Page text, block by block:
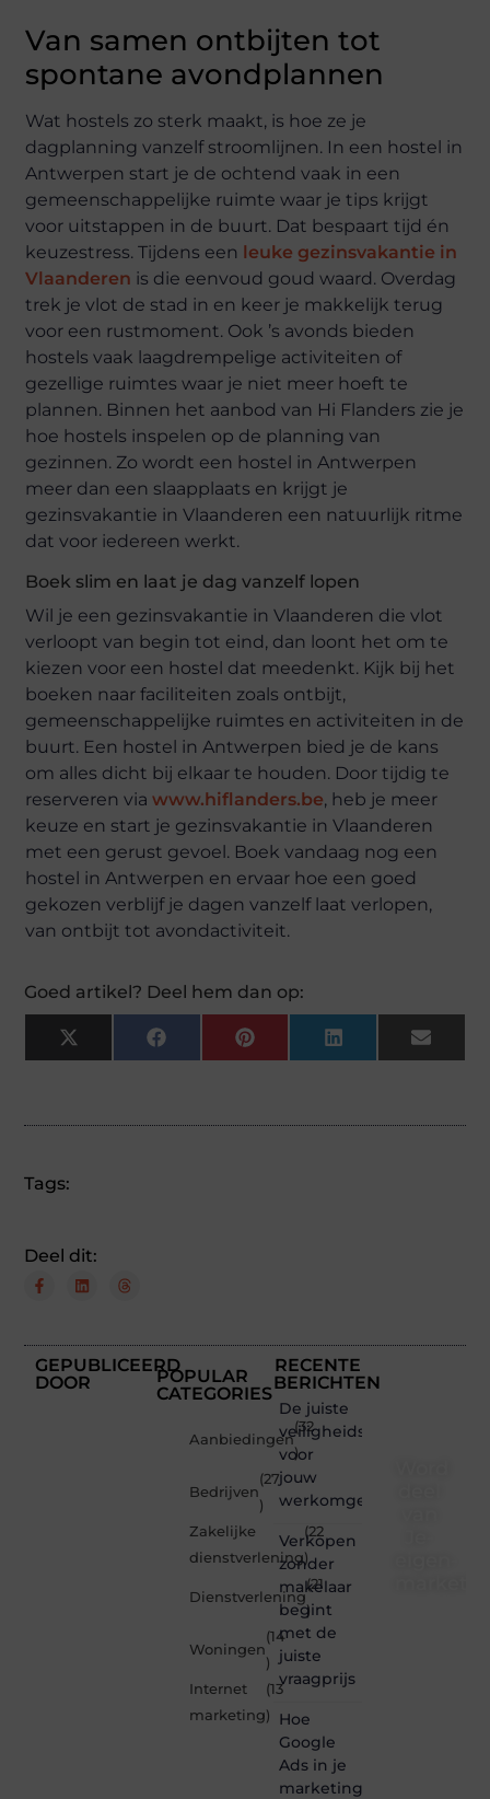
Van samen ontbijten tot
spontane avondplannen
Wat hostels zo sterk maakt, is hoe ze je
dagplanning vanzelf stroomlijnen. In een hostel in
Antwerpen start je de ochtend vaak in een
gemeenschappelijke ruimte waar je tips krijgt
voor uitstappen in de buurt. Dat bespaart tijd én
keuzestress. Tijdens een leuke gezinsvakantie in
Vlaanderen is die eenvoud goud waard. Overdag
trek je vlot de stad in en keer je makkelijk terug
voor een rustmoment. Ook ’s avonds bieden
hostels vaak laagdrempelige activiteiten of
gezellige ruimtes waar je niet meer hoeft te
plannen. Binnen het aanbod van Hi Flanders zie je
hoe hostels inspelen op de planning van
gezinnen. Zo wordt een hostel in Antwerpen
meer dan een slaapplaats en krijgt je
gezinsvakantie in Vlaanderen een natuurlijk ritme
dat voor iedereen werkt.
Boek slim en laat je dag vanzelf lopen
Wil je een gezinsvakantie in Vlaanderen die vlot
verloopt van begin tot eind, dan loont het om te
kiezen voor een hostel dat meedenkt. Kijk bij het
boeken naar faciliteiten zoals ontbijt,
gemeenschappelijke ruimtes en activiteiten in de
buurt. Een hostel in Antwerpen bied je de kans
om alles dicht bij elkaar te houden. Door tijdig te
reserveren viawww.hiflanders.be, heb je meer
keuze en start je gezinsvakantie in Vlaanderen
met een gerust gevoel. Boek vandaag nog een
hostel in Antwerpen en ervaar hoe een goed
gekozen verblijf je dagen vanzelf laat verlopen,
van ontbijt tot avondactiviteit.
Goed artikel? Deel hem dan op:
X
(Twitter)
FacebookPinterestLinkedInEmail
Tags:
Deel dit:
GEPUBLICEERD
DOOR
POPULAR
CATEGORIES
Aanbiedingen
(32
)
Bedrijven
(27
)
Zakelijke
dienstverlening
(22
)
Dienstverlening
(21
)
Woningen
(14
)
Internet
marketing
(13
)
RECENTE
BERICHTEN
De juiste
veiligheidsschoenen
voor
jouw
werkomgeving
Verkopen
zonder
makelaar
begint
met de
juiste
vraagprijs
Hoe
Google
Ads in je
marketingmix